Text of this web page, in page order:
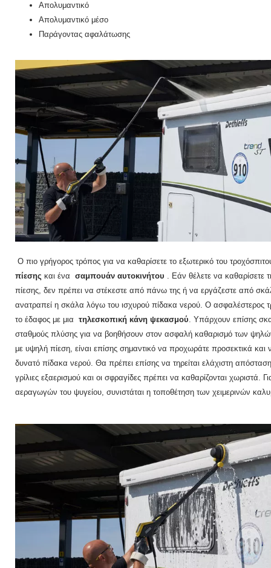
Απολυμαντικό
Απολυμαντικό μέσο
Παράγοντας αφαλάτωσης
Ο πιο γρήγορος τρόπος για να καθαρίσετε το εξωτερικό του
πίεσης και ένα σαμπουάν αυτοκινήτου . Εάν θέλετε να καθαρίσετε
πίεσης, δεν πρέπει να στέκεστε από πάνω της ή να εργάζεστε από
ανατραπεί η σκάλα λόγω του ισχυρού πίδακα νερού. Ο ασφαλέστερος
το έδαφος με μια τηλεσκοπική κάνη ψεκασμού. Υπάρχουν επίσης
σταθμούς πλύσης για να βοηθήσουν στον ασφαλή καθαρισμό των
με υψηλή πίεση, είναι επίσης σημαντικό να προχωράτε προσεκτικά και
δυνατό πίδακα νερού. Θα πρέπει επίσης να τηρείται ελάχιστη
γρίλιες εξαερισμού και οι σφραγίδες πρέπει να καθαρίζονται χωριστά.
αεραγωγών του ψυγείου, συνιστάται η τοποθέτηση των χειμερινών